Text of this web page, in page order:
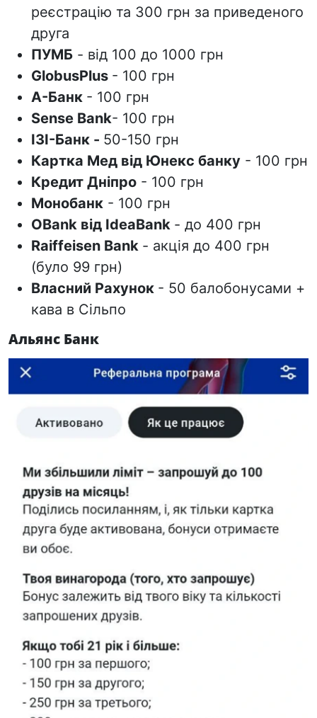
реєстрацію та 300 грн за приведеного
друга
ПУМБ - від 100 до 1000 грн
GlobusPlus - 100 грн
А-Банк - 100 грн
Sense Bank- 100 грн
ІЗІ-Банк - 50-150 грн
Картка Мед від Юнекс банку - 100 грн
Кредит Дніпро - 100 грн
Монобанк - 100 грн
OBank від IdeaBank - до 400 грн
Raiffeisen Bank - акція до 400 грн
(було 99 грн)
Власний Рахунок - 50 балобонусами +
кава в Сільпо
Альянс Банк